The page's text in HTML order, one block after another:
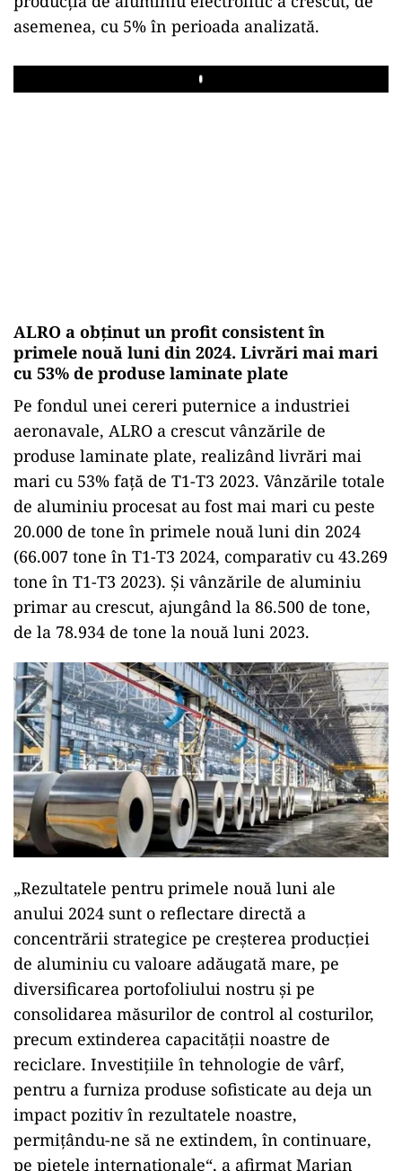
asemenea, cu 5% în perioada analizată.
Play
ALRO a obținut un profit consistent în
primele nouă luni din 2024. Livrări mai mari
cu 53% de produse laminate plate
Pe fondul unei cereri puternice a industriei
aeronavale, ALRO a crescut vânzările de
produse laminate plate, realizând livrări mai
mari cu 53% față de T1-T3 2023. Vânzările totale
de aluminiu procesat au fost mai mari cu peste
20.000 de tone în primele nouă luni din 2024
(66.007 tone în T1-T3 2024, comparativ cu 43.269
tone în T1-T3 2023). Și vânzările de aluminiu
primar au crescut, ajungând la 86.500 de tone,
de la 78.934 de tone la nouă luni 2023.
„Rezultatele pentru primele nouă luni ale
anului 2024 sunt o reflectare directă a
concentrării strategice pe creșterea producției
de aluminiu cu valoare adăugată mare, pe
diversificarea portofoliului nostru și pe
consolidarea măsurilor de control al costurilor,
precum extinderea capacității noastre de
reciclare. Investițiile în tehnologie de vârf,
pentru a furniza produse sofisticate au deja un
impact pozitiv în rezultatele noastre,
permițându-ne să ne extindem, în continuare,
pe piețele internaționale“, a afirmat Marian